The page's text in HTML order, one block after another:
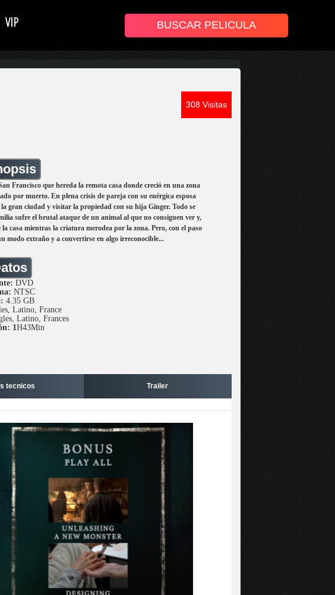
VIP
308 Visitas
Francisco que hereda la remota casa donde creció en una zona
por muerto. En plena crisis de pareja con su enérgica esposa
gran ciudad y visitar la propiedad con su hija Ginger. Todo se
sufre el brutal ataque de un animal al que no consiguen ver y,
casa mientras la criatura merodea por la zona. Pero, con el paso
modo extraño y a convertirse en algo irreconocible...
DVD
NTSC
4.35 GB
Latino, France
Latino, Frances
1H43Min
tecnicos Trailer